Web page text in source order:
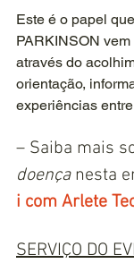
Este é o papel
PARKINSON
através do
orientação,
experiências
– Saiba mais
doença nesta
i com Arlete
SERVIÇO DO